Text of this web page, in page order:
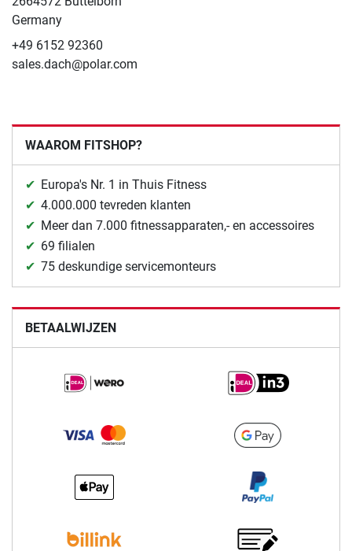
Germany
+49 6152 92360
sales.dach@polar.com
WAAROM FITSHOP?
Europa's Nr. 1 in Thuis Fitness
4.000.000 tevreden klanten
Meer dan 7.000 fitnessapparaten,- en accessoires
69 filialen
75 deskundige servicemonteurs
BETAALWIJZEN